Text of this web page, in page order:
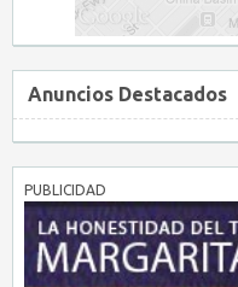
Anuncios Destacados
PUBLICIDAD